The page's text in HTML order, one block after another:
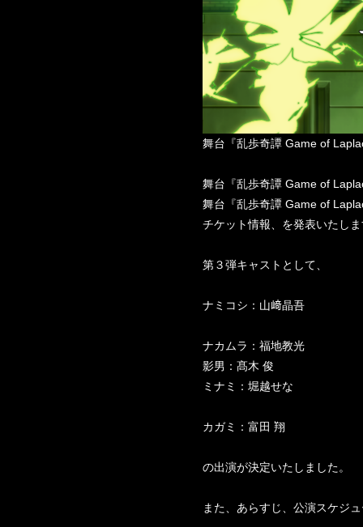
舞台『乱歩奇譚 Game of
舞台『乱歩奇譚 Game of
舞台『乱歩奇譚 Game of
チケット情報、を発表いたし
第３弾キャストとして、
ナミコシ：山﨑晶吾
ナカムラ：福地教光
影男：髙木 俊
ミナミ：堀越せな
カガミ：富田 翔
の出演が決定いたしました。
また、あらすじ、公演スケジ